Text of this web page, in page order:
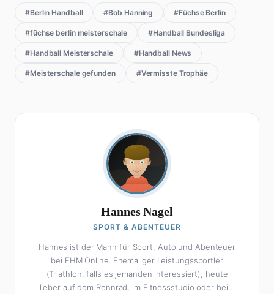
#Berlin Handball #Bob Hanning #Füchse Berlin
#füchse berlin meisterschale #Handball Bundesliga
#Handball Meisterschale #Handball News
#Meisterschale gefunden #Vermisste Trophäe
Hannes Nagel
SPORT & ABENTEUER
Hannes ist der Mann für Sport, Auto und Abenteuer
bei FHM Online. Ehemaliger Leistungssportler
(Triathlon, falls es jemanden interessiert), heute
lieber auf dem Rennrad, im Fitnessstudio oder beim